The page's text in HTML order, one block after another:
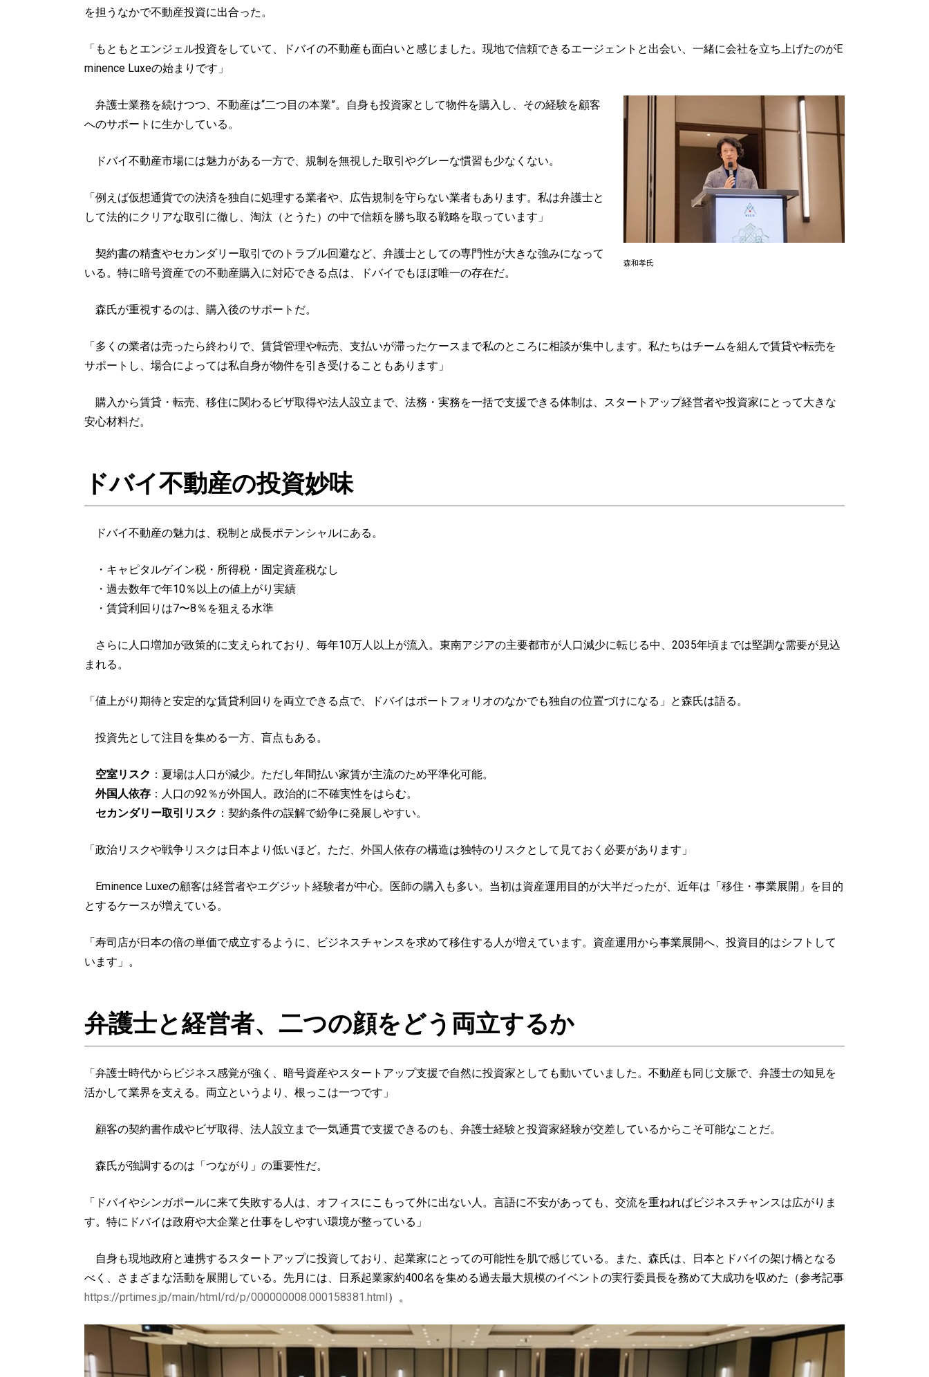
を担うなかで不動産投資に出合った。
「もともとエンジェル投資をしていて、ドバイの不動産も面白いと感じました。現地で信頼できるエージェントと出会い、一緒に会社を立ち上げたのがE
minence Luxeの始まりです」
森和孝氏
弁護士業務を続けつつ、不動産は“二つ目の本業”。自身も投資家として物件を購入し、その経験を顧客
へのサポートに生かしている。
ドバイ不動産市場には魅力がある一方で、規制を無視した取引やグレーな慣習も少なくない。
「例えば仮想通貨での決済を独自に処理する業者や、広告規制を守らない業者もあります。私は弁護士と
して法的にクリアな取引に徹し、淘汰（とうた）の中で信頼を勝ち取る戦略を取っています」
契約書の精査やセカンダリー取引でのトラブル回避など、弁護士としての専門性が大きな強みになって
いる。特に暗号資産での不動産購入に対応できる点は、ドバイでもほぼ唯一の存在だ。
森氏が重視するのは、購入後のサポートだ。
「多くの業者は売ったら終わりで、賃貸管理や転売、支払いが滞ったケースまで私のところに相談が集中します。私たちはチームを組んで賃貸や転売を
サポートし、場合によっては私自身が物件を引き受けることもあります」
購入から賃貸・転売、移住に関わるビザ取得や法人設立まで、法務・実務を一括で支援できる体制は、スタートアップ経営者や投資家にとって大きな
安心材料だ。
ドバイ不動産の投資妙味
ドバイ不動産の魅力は、税制と成長ポテンシャルにある。
・キャピタルゲイン税・所得税・固定資産税なし
・過去数年で年10％以上の値上がり実績
・賃貸利回りは7〜8％を狙える水準
さらに人口増加が政策的に支えられており、毎年10万人以上が流入。東南アジアの主要都市が人口減少に転じる中、2035年頃までは堅調な需要が見込
まれる。
「値上がり期待と安定的な賃貸利回りを両立できる点で、ドバイはポートフォリオのなかでも独自の位置づけになる」と森氏は語る。
投資先として注目を集める一方、盲点もある。
空室リスク ：夏場は人口が減少。ただし年間払い家賃が主流のため平準化可能。
外国人依存 ：人口の92％が外国人。政治的に不確実性をはらむ。
セカンダリー取引リスク ：契約条件の誤解で紛争に発展しやすい。
「政治リスクや戦争リスクは日本より低いほど。ただ、外国人依存の構造は独特のリスクとして見ておく必要があります」
Eminence Luxeの顧客は経営者やエグジット経験者が中心。医師の購入も多い。当初は資産運用目的が大半だったが、近年は「移住・事業展開」を目的
とするケースが増えている。
「寿司店が日本の倍の単価で成立するように、ビジネスチャンスを求めて移住する人が増えています。資産運用から事業展開へ、投資目的はシフトして
います」。
弁護士と経営者、二つの顔をどう両立するか
「弁護士時代からビジネス感覚が強く、暗号資産やスタートアップ支援で自然に投資家としても動いていました。不動産も同じ文脈で、弁護士の知見を
活かして業界を支える。両立というより、根っこは一つです」
顧客の契約書作成やビザ取得、法人設立まで一気通貫で支援できるのも、弁護士経験と投資家経験が交差しているからこそ可能なことだ。
森氏が強調するのは「つながり」の重要性だ。
「ドバイやシンガポールに来て失敗する人は、オフィスにこもって外に出ない人。言語に不安があっても、交流を重ねればビジネスチャンスは広がりま
す。特にドバイは政府や大企業と仕事をしやすい環境が整っている」
自身も現地政府と連携するスタートアップに投資しており、起業家にとっての可能性を肌で感じている。また、森氏は、日本とドバイの架け橋となる
べく、さまざまな活動を展開している。先月には、日系起業家約400名を集める過去最大規模のイベントの実行委員長を務めて大成功を収めた（参考記事
https://prtimes.jp/main/html/rd/p/000000008.000158381.html）。